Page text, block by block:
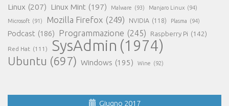
Linux (207) Linux Mint (197) Malware (93) Manjaro Linux (94)
Microsoft (91) Mozilla Firefox (249) NVIDIA (118) Plasma (94)
Podcast (186) Programmazione (245) Raspberry Pi (142)
Red Hat (111) SysAdmin (1974)
Ubuntu (697) Windows (195) Wine (92)
Giugno 2017